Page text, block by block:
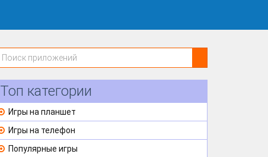
Топ категории
Игры на планшет
Игры на телефон
Популярные игры